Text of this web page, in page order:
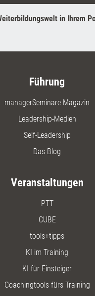
in Ihrem
Führung
managerSeminare Magazin
Leadership-Medien
Self-Leadership
Das Blog
Veranstaltungen
PTT
CUBE
tools+tipps
KI im Training
KI für Einsteiger
Coachingtools fürs Training